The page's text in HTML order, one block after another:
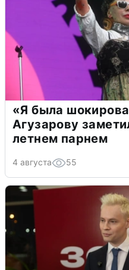
«Я была
Агузарову
летнем парнем
4 августа 55